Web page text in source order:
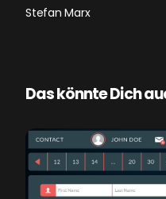
Stefan Marx
Das könnte Dich